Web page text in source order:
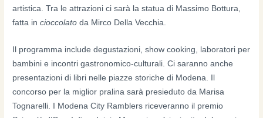
artistica. Tra le attrazioni ci sarà la statua di Massimo Bottura,
fatta incioccolato da Mirco Della Vecchia.
Il programma include degustazioni, show cooking, laboratori per
bambini e incontri gastronomico-culturali. Ci saranno anche
presentazioni di libri nelle piazze storiche di Modena. Il
concorso per la miglior pralina sarà presieduto da Marisa
Tognarelli. I Modena City Ramblers riceveranno il premio